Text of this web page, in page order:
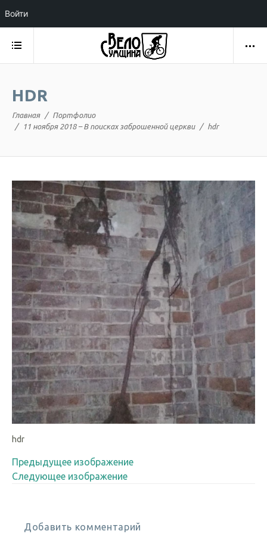
HDR
Главная
Портфолио
11 ноября 2018 – В поисках заброшенной церкви
hdr
hdr
Предыдущее изображение
Следующее изображение
Добавить комментарий
Войти